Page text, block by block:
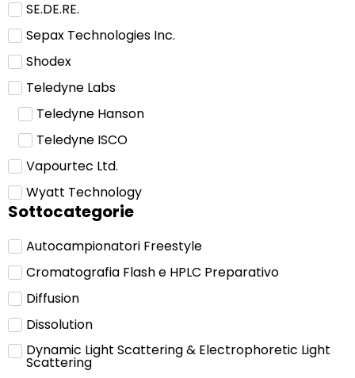
SE.DE.RE.
Sepax Technologies Inc.
Shodex
Teledyne Labs
Teledyne Hanson
Teledyne ISCO
Vapourtec Ltd.
Wyatt Technology
Sottocategorie
Autocampionatori Freestyle
Cromatografia Flash e HPLC Preparativo
Diffusion
Dissolution
Dynamic Light Scattering & Electrophoretic Light
Scattering